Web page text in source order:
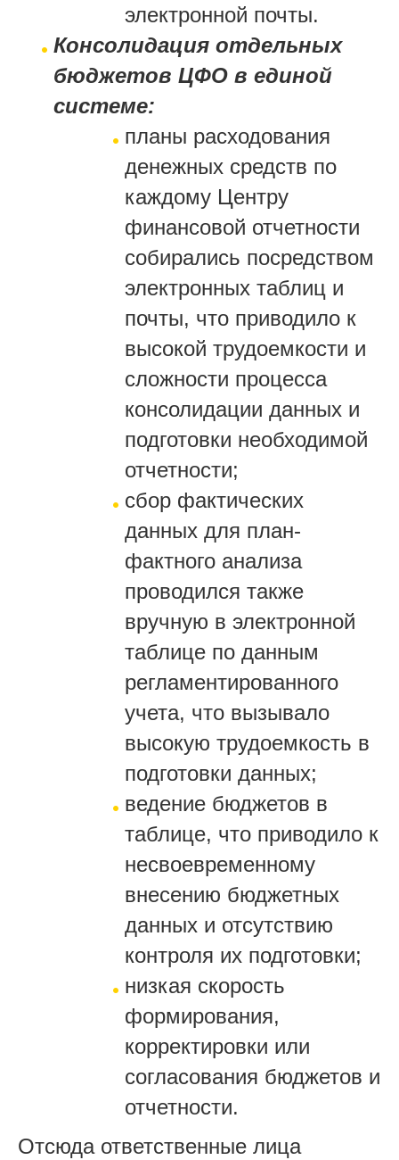
электронной почты.
Консолидация отдельных
бюджетов ЦФО в единой
системе:
планы расходования
денежных средств по
каждому Центру
финансовой отчетности
собирались посредством
электронных таблиц и
почты, что приводило к
высокой трудоемкости и
сложности процесса
консолидации данных и
подготовки необходимой
отчетности;
сбор фактических
данных для план-
фактного анализа
проводился также
вручную в электронной
таблице по данным
регламентированного
учета, что вызывало
высокую трудоемкость в
подготовки данных;
ведение бюджетов в
таблице, что приводило к
несвоевременному
внесению бюджетных
данных и отсутствию
контроля их подготовки;
низкая скорость
формирования,
корректировки или
согласования бюджетов и
отчетности.
Отсюда ответственные лица